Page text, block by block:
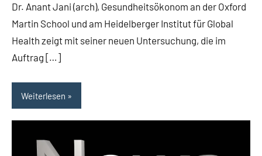
Dr. Anant Jani (arch), Gesundheitsökonom an der Oxford
Martin School und am Heidelberger Institut für Global
Health zeigt mit seiner neuen Untersuchung, die im
Auftrag […]
Weiterlesen